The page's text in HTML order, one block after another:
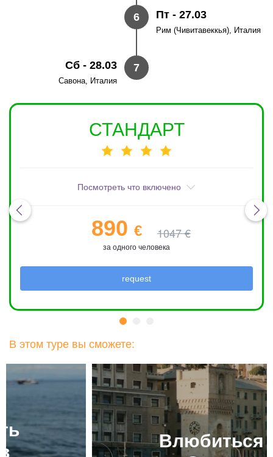
6 Пт - 27.03
Рим (Чивитавеккья), Италия
7
Сб - 28.03
Савона, Италия
СТАНДАРТ
Посмотреть что включено
890 € 1047 €
за одного человека
request
В этом туре вы сможете:
Влюбиться в